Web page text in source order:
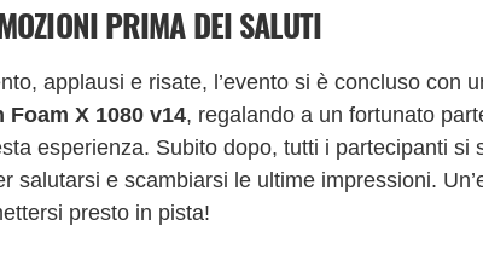
PRIMA DEI SALUTI
applausi e risate, l’evento si è concluso con
Foam X 1080 v14, regalando a un fortunato
esperienza. Subito dopo, tutti i partecipanti
salutarsi e scambiarsi le ultime impressioni.
presto in pista!